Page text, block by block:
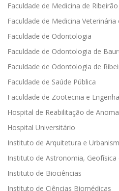
Faculdade de Medicina de
Faculdade de Medicina
Faculdade de Odontologia
Faculdade de Odontologia de
Faculdade de Odontologia de
Faculdade de Saúde Pública
Faculdade de Zootecnia e
Hospital de Reabilitação de
Hospital Universitário
Instituto de Arquitetura e
Instituto de Astronomia, Geofísica
Instituto de Biociências
Instituto de Ciências Biomédicas